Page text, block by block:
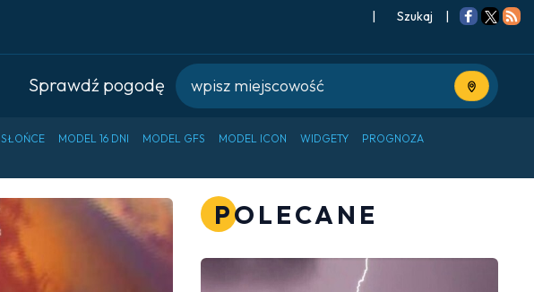
| |
Sprawdź pogodę Użyj
SŁOŃCE MODEL 16 DNI MODEL GFS MODEL ICON WIDGETY PROGNOZA
POLECANE